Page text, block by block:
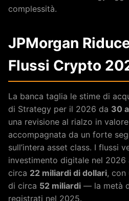
complessità.
JPMorgan
Flussi Crypto
La banca taglia le stime di
di Strategy per il 2026 da 30
una revisione al rialzo in
accompagnata da un forte
sull’intera asset class. I flussi
investimento digitale nel 2026
circa 22 miliardi di dollari, con
di circa 52 miliardi — la metà
registrati nel 2025.